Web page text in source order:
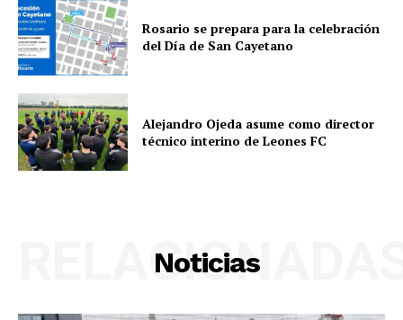
Rosario se prepara para la celebración
del Día de San Cayetano
Alejandro Ojeda asume como director
técnico interino de Leones FC
Noticias